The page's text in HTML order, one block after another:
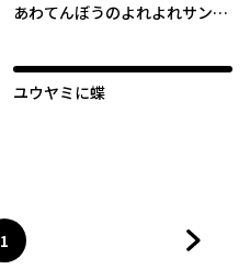
あわてんぼうのよれよれサンタ
ユウヤミに蝶
ページ
1
へ